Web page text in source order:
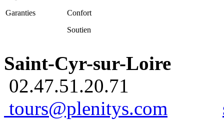
Garanties
Confort
Soutien
Saint-Cyr-sur-Loire
02.47.51.20.71
tours@plenitys.com